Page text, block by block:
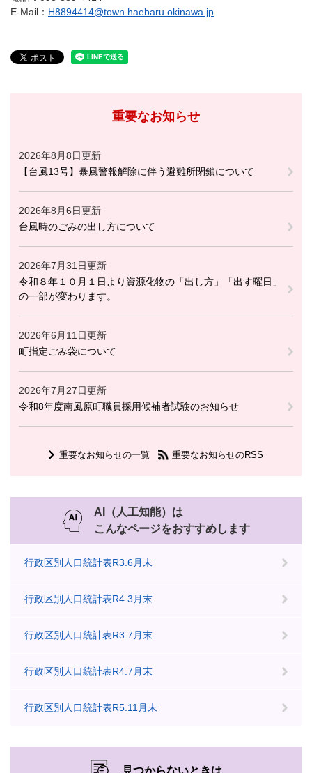
E-Mail： H8894414@town.haebaru.okinawa.jp
重要なお知らせ
2026年8月8日更新
【台風13号】暴風警報解除に伴う避難所閉鎖について
2026年8月6日更新
台風時のごみの出し方について
2026年7月31日更新
令和８年１０月１日より資源化物の「出し方」「出す曜日」
の一部が変わります。
2026年6月11日更新
町指定ごみ袋について
2026年7月27日更新
令和8年度南風原町職員採用候補者試験のお知らせ
重要なお知らせの一覧 重要なお知らせのRSS
AI（人工知能）は
こんなページをおすすめします
行政区別人口統計表R3.6月末
行政区別人口統計表R4.3月末
行政区別人口統計表R3.7月末
行政区別人口統計表R4.7月末
行政区別人口統計表R5.11月末
見つからないときは